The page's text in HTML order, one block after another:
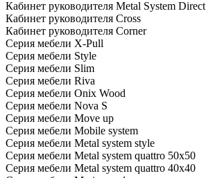
Кабинет руководителя Metal System Direct
Кабинет руководителя Cross
Кабинет руководителя Corner
Серия мебели X-Pull
Серия мебели Style
Серия мебели Slim
Серия мебели Riva
Серия мебели Onix Wood
Серия мебели Nova S
Серия мебели Move up
Серия мебели Mobile system
Серия мебели Metal system style
Серия мебели Metal system quattro 50x50
Серия мебели Metal system quattro 40x40